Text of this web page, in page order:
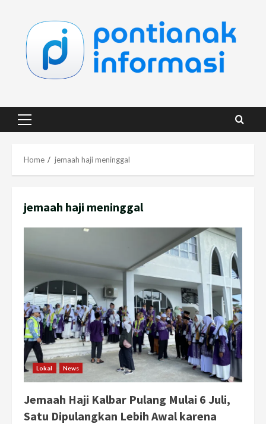
content
Primary
Home jemaah haji meninggal
jemaah haji meninggal
Lokal News
Jemaah Haji Kalbar Pulang Mulai 6 Juli,
Satu Dipulangkan Lebih Awal karena